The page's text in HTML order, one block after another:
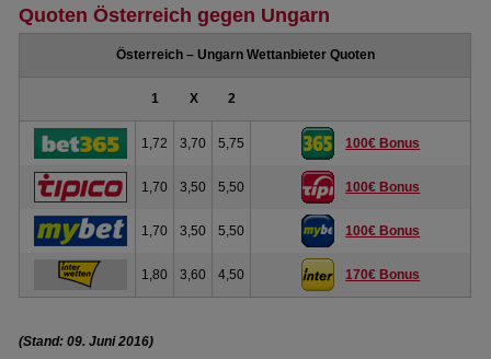
Quoten Österreich gegen Ungarn
Österreich – Ungarn Wettanbieter Quoten
1 X 2
1,72 3,70 5,75 100€ Bonus
1,70 3,50 5,50 100€ Bonus
1,70 3,50 5,50 100€ Bonus
1,80 3,60 4,50 170€ Bonus
(Stand: 09. Juni 2016)